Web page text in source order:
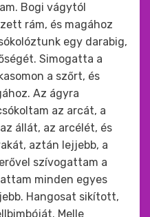
Bogi vágytól
rám, és magához
egy darabig,
Simogatta a
a szőrt, és
Az ágyra
az arcát, a
állát, az arcélét, és
aztán lejjebb, a
szívogattam a
minden egyes
Hangosat sikított,
Melle